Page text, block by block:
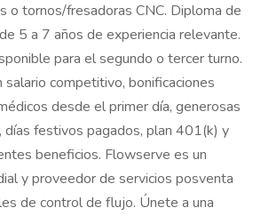
o tornos/fresadoras CNC. Diploma de
5 a 7 años de experiencia relevante.
para el segundo o tercer turno.
competitivo, bonificaciones
desde el primer día, generosas
días festivos pagados, plan 401(k) y
beneficios. Flowserve es un
y proveedor de servicios posventa
de control de flujo. Únete a una